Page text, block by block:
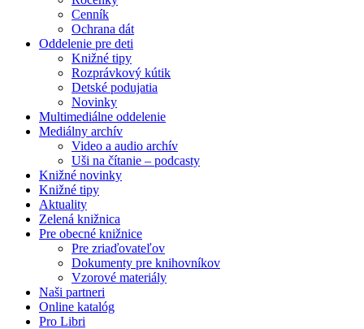
Cenník
Ochrana dát
Oddelenie pre deti
Knižné tipy
Rozprávkový kútik
Detské podujatia
Novinky
Multimediálne oddelenie
Mediálny archív
Video a audio archív
Uši na čítanie – podcasty
Knižné novinky
Knižné tipy
Aktuality
Zelená knižnica
Pre obecné knižnice
Pre zriaďovateľov
Dokumenty pre knihovníkov
Vzorové materiály
Naši partneri
Online katalóg
Pro Libri